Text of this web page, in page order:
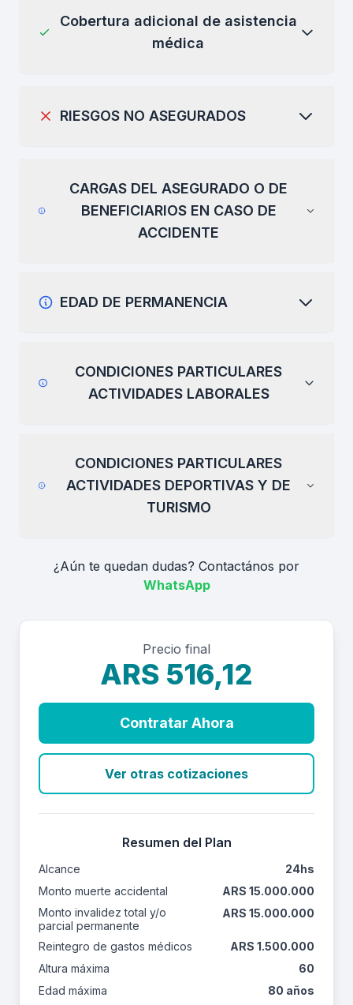
Cobertura adicional de asistencia
médica
RIESGOS NO ASEGURADOS
CARGAS DEL ASEGURADO O DE
BENEFICIARIOS EN CASO DE
ACCIDENTE
EDAD DE PERMANENCIA
CONDICIONES PARTICULARES
ACTIVIDADES LABORALES
CONDICIONES PARTICULARES
ACTIVIDADES DEPORTIVAS Y DE
TURISMO
¿Aún te quedan dudas? Contactános por
WhatsApp
Precio final
ARS 516,12
Contratar Ahora
Ver otras cotizaciones
Resumen del Plan
Alcance
24hs
Monto muerte accidental
ARS 15.000.000
Monto invalidez total y/o
parcial permanente
ARS 15.000.000
Reintegro de gastos médicos
ARS 1.500.000
Altura máxima
60
Edad máxima
80 años